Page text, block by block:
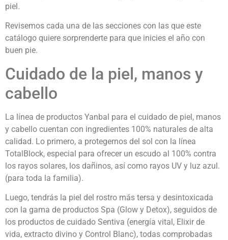
piel.
Revisemos cada una de las secciones con las que este
catálogo quiere sorprenderte para que inicies el año con
buen pie.
Cuidado de la piel, manos y
cabello
La línea de productos Yanbal para el cuidado de piel, manos
y cabello cuentan con ingredientes 100% naturales de alta
calidad. Lo primero, a protegernos del sol con la línea
TotalBlock, especial para ofrecer un escudo al 100% contra
los rayos solares, los dañinos, así como rayos UV y luz azul.
(para toda la familia).
Luego, tendrás la piel del rostro más tersa y desintoxicada
con la gama de productos Spa (Glow y Detox), seguidos de
los productos de cuidado Sentiva (energía vital, Elixir de
vida, extracto divino y Control Blanc), todas comprobadas